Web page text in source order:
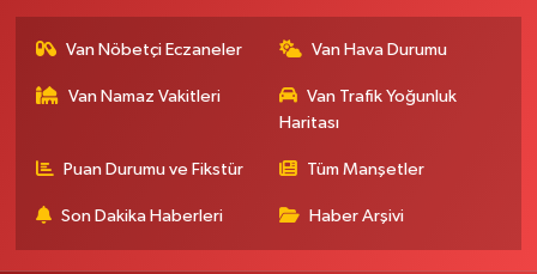
İskele Mahallesi, Erciş yolu No:43 Tuşba Van
0 (432) 412 23 33 Yol Tarifi Al
Atabay Eczanesi
No:18 Çaldıran Van
Van Nöbetçi Eczaneler Van Hava Durumu
Van Namaz Vakitleri
Van Trafik Yoğunluk
Haritası
Puan Durumu ve Fikstür Tüm Manşetler
Son Dakika Haberleri Haber Arşivi